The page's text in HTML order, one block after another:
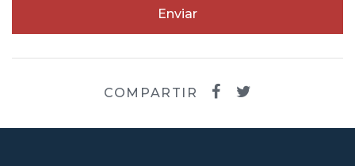
Enviar
COMPARTIR